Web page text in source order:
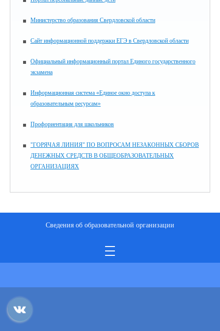
Министерство образования Свердловской области
Сайт информационной поддержки ЕГЭ в Свердловской области
Официальный информационный портал Единого государственного
экзамена
Информационная система «Единое окно доступа к
образовательным ресурсам»
Профориентация для школьников
"ГОРЯЧАЯ ЛИНИЯ" ПО ВОПРОСАМ НЕЗАКОННЫХ СБОРОВ
ДЕНЕЖНЫХ СРЕДСТВ В ОБЩЕОБРАЗОВАТЕЛЬНЫХ
ОРГАНИЗАЦИЯХ
Сведения об образовательной организации